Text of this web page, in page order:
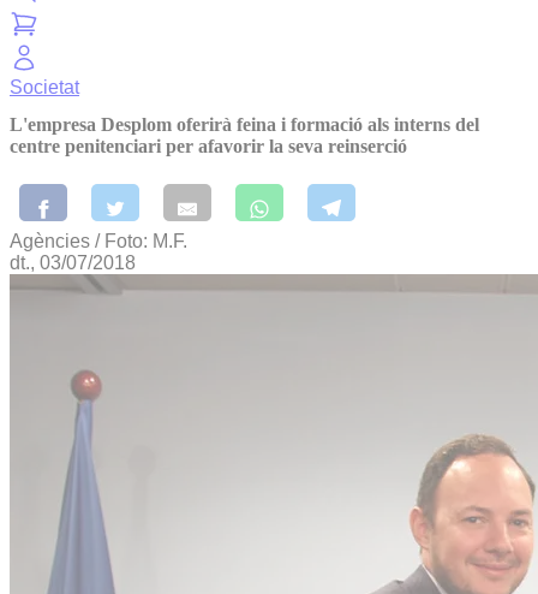
Societat
L'empresa Desplom oferirà feina i formació als interns del
centre penitenciari per afavorir la seva reinserció
Agències / Foto: M.F.
dt., 03/07/2018